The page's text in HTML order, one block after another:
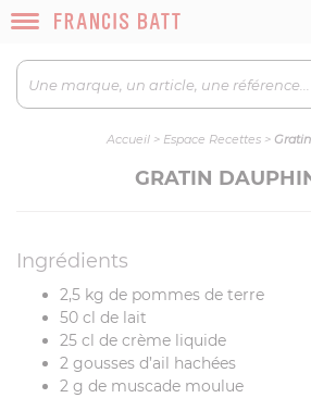
Accueil> Espace Recettes>
GRATIN
Ingrédients
2,5 kg de pommes de terre
50 cl de lait
25 cl de crème liquide
2 gousses d’ail hachées
2 g de muscade moulue